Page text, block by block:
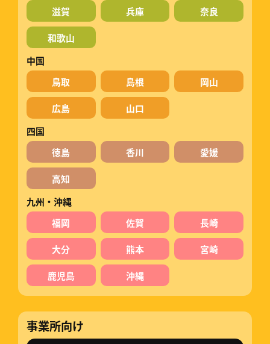
滋賀 兵庫 奈良
和歌山
中国
鳥取
島根 岡山
広島
山口
四国
徳島
香川 愛媛
高知
九州・沖縄
福岡
佐賀 長崎
大分 熊本 宮崎
鹿児島 沖縄
事業所向け